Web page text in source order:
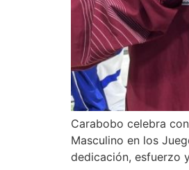
Carabobo celebra
Masculino en los
dedicación, esfuerzo